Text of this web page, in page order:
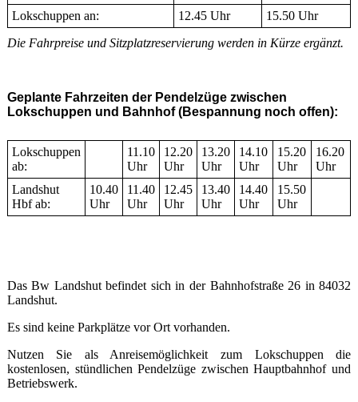
Lokschuppen an:
12.45 Uhr
15.50 Uhr
Die Fahrpreise und Sitzplatzreservierung werden in Kürze ergänzt.
Geplante Fahrzeiten der Pendelzüge zwischen
Lokschuppen und Bahnhof (Bespannung noch offen):
Lokschuppen
ab:
11.10
Uhr
12.20
Uhr
13.20
Uhr
14.10
Uhr
15.20
Uhr
16.20
Uhr
Landshut
Hbf ab:
10.40
Uhr
11.40
Uhr
12.45
Uhr
13.40
Uhr
14.40
Uhr
15.50
Uhr
Das Bw Landshut befindet sich in der Bahnhofstraße 26 in 84032
Landshut.
Es sind keine Parkplätze vor Ort vorhanden.
Nutzen Sie als Anreisemöglichkeit zum Lokschuppen die
kostenlosen, stündlichen Pendelzüge zwischen Hauptbahnhof und
Betriebswerk.